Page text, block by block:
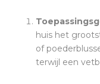
huis het
of
terwijl een